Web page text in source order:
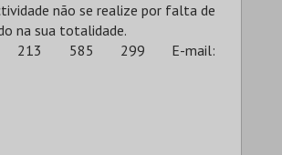
não se realize por falta de
na sua totalidade.
Tel. 213 585 299 E-mail: